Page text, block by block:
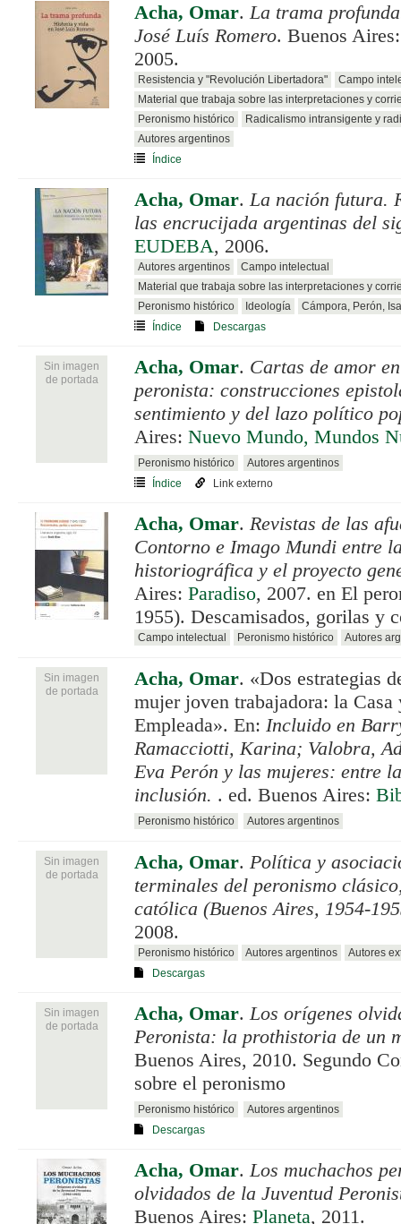
Acha, Omar. La trama
José Luís Romero. Buenos
2005.
Resistencia y "Revolución Libertadora"
Campo
Material que trabaja sobre las interpretaciones y
Peronismo histórico
Radicalismo intransigente y
Autores argentinos
Índice
Acha, Omar. La nación futura.
las encrucijada argentinas del
EUDEBA, 2006.
Autores argentinos
Campo intelectual
Material que trabaja sobre las interpretaciones y
Peronismo histórico
Ideología
Cámpora, Perón,
Índice
Descargas
Sin imagen
de portada
Acha, Omar. Cartas de amor
peronista: construcciones
sentimiento y del lazo político
Aires: Nuevo Mundo, Mundos
Peronismo histórico
Autores argentinos
Índice
Link externo
Acha, Omar. Revistas de las
Contorno e Imago Mundi entre
historiográfica y el proyecto
Aires: Paradiso, 2007. en El
1955). Descamisados, gorilas y
Campo intelectual Peronismo histórico Autores
Sin imagen
de portada
Acha, Omar. «Dos estrategias
mujer joven trabajadora: la
Empleada». En: Incluido en
Ramacciotti, Karina; Valobra,
Eva Perón y las mujeres: entre
inclusión. . ed. Buenos Aires:
Peronismo histórico Autores argentinos
Sin imagen
de portada
Acha, Omar. Política y
terminales del peronismo
católica (Buenos Aires, 1954-
2008.
Peronismo histórico Autores argentinos
Autores
Descargas
Sin imagen
de portada
Acha, Omar. Los orígenes
Peronista: la prothistoria de un
Buenos Aires, 2010. Segundo
sobre el peronismo
Peronismo histórico
Autores argentinos
Descargas
Acha, Omar. Los muchachos
olvidados de la Juventud
Buenos Aires: Planeta, 2011.